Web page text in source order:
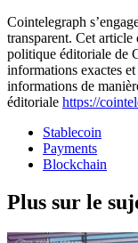
Cointelegraph
transparent. Cet article
politique éditoriale de
informations exactes
informations de
éditoriale https://
Stablecoin
Payments
Blockchain
Plus sur le